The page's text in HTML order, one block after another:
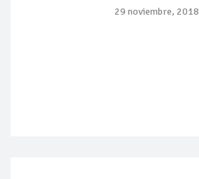
29 noviembre, 2018